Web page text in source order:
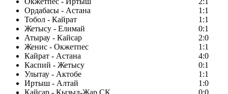
Ордабасы - Астана
1:1
Тобол - Кайрат
1:1
Жетысу - Елимай
0:1
Атырау - Кайсар
2:0
Женис - Окжетпес
1:1
Кайрат - Астана
4:0
Каспий - Жетысу
0:1
Улытау - Актобе
1:1
Иртыш - Алтай
1:0